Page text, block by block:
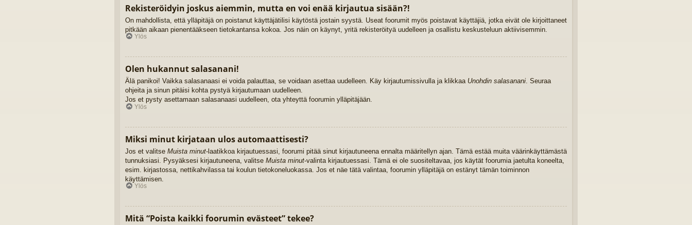
Rekisteröidyin joskus aiemmin, mutta en voi enää kirjautua sisään?!
On mahdollista, että ylläpitäjä on poistanut käyttäjätilisi käytöstä jostain syystä. Useat foorumit myös poistavat käyttäjiä, jotka eivät ole kirjoittaneet
pitkään aikaan pienentääkseen tietokantansa kokoa. Jos näin on käynyt, yritä rekisteröityä uudelleen ja osallistu keskusteluun aktiivisemmin.
Ylös
Olen hukannut salasanani!
Älä panikoi! Vaikka salasanaasi ei voida palauttaa, se voidaan asettaa uudelleen. Käy kirjautumissivulla ja klikkaa Unohdin salasanani. Seuraa
ohjeita ja sinun pitäisi kohta pystyä kirjautumaan uudelleen.
Jos et pysty asettamaan salasanaasi uudelleen, ota yhteyttä foorumin ylläpitäjään.
Ylös
Miksi minut kirjataan ulos automaattisesti?
Jos et valitse Muista minut-laatikkoa kirjautuessasi, foorumi pitää sinut kirjautuneena ennalta määritellyn ajan. Tämä estää muita väärinkäyttämästä
tunnuksiasi. Pysyäksesi kirjautuneena, valitse Muista minut-valinta kirjautuessasi. Tämä ei ole suositeltavaa, jos käytät foorumia jaetulta koneelta,
esim. kirjastossa, nettikahvilassa tai koulun tietokoneluokassa. Jos et näe tätä valintaa, foorumin ylläpitäjä on estänyt tämän toiminnon
käyttämisen.
Ylös
Mitä “Poista kaikki foorumin evästeet” tekee?